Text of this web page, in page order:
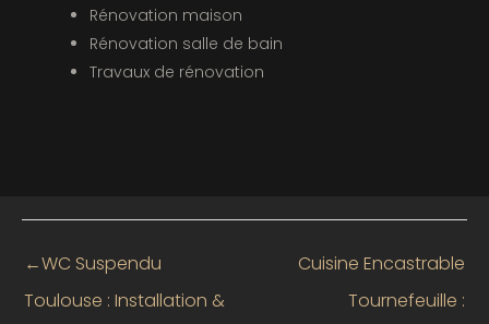
Rénovation maison
Rénovation salle de bain
Travaux de rénovation
←WC Suspendu
Toulouse : Installation &
Cuisine Encastrable
Tournefeuille :